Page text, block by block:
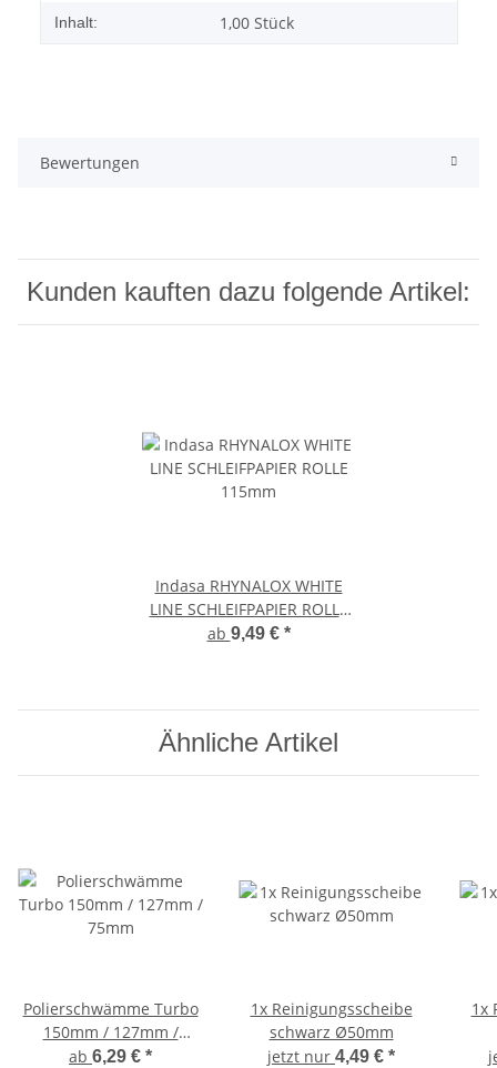
Inhalt: 1,00 Stück
Bewertungen
Kunden kauften dazu folgende Artikel:
Indasa RHYNALOX WHITE
LINE SCHLEIFPAPIER ROLLE
115mm
ab 9,49 € *
Ähnliche Artikel
Polierschwämme Turbo
150mm / 127mm /
75mm
ab 6,29 € *
1x Reinigungsscheibe
schwarz Ø50mm
jetzt nur 4,49 € *
1x